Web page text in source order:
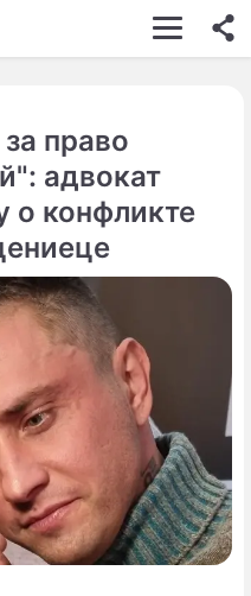
ШОУ-БИЗНЕС
КИНО
НЕДВИЖИМОСТЬ
ЗДОРОВЬЕ
ЭКОНОМИКА
ПРОИСШЕСТВИЯ
СОННИК
СТИЛЬ ЖИЗНИ
СЕРИАЛЫ
ИГРЫ
право
адвокат
о конфликте